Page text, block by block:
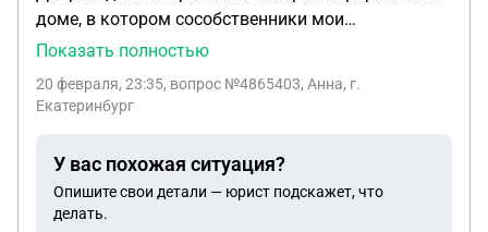
доме, в котором сособственники мои
несовершеннолетние дети. Приставы пугали
разрешение опеки на вход в собственность детей
Есть какие-то законодательные нормы, могущие
запретить им совать нос в дом с детьми?
Показать полностью
20 февраля, 23:35, вопрос №4865403, Анна, г.
Екатеринбург
У вас похожая ситуация?
Опишите свои детали — юрист подскажет, что
делать.